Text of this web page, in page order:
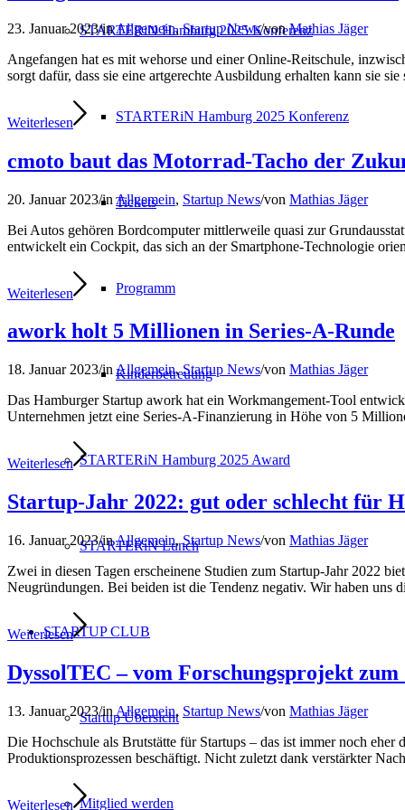
STARTERiN Hamburg 2025 Konferenz
STARTERiN Hamburg 2025 Konferenz
Tickets
Programm
Kinderbetreuung
STARTERiN Hamburg 2025 Award
STARTERiN Lunch
STARTUP CLUB
Startup Übersicht
Mitglied werden
23. Januar 2023/inAllgemein,Startup News/vonMathias Jäger
Angefangen hat es mit wehorse und einer Online-Reitschule,
sorgt dafür, dass sie eine artgerechte Ausbildung erhalten kann sie
Weiterlesen
cmoto baut das Motorrad-Tacho der
20. Januar 2023/in Allgemein, Startup News/von Mathias Jäger
Bei Autos gehören Bordcomputer mittlerweile quasi zur
entwickelt ein Cockpit, das sich an der Smartphone-Technologie
Weiterlesen
awork holt 5 Millionen in Series-A-Runde
18. Januar 2023/in Allgemein,Startup News/von Mathias Jäger
Das Hamburger Startup awork hat ein Workmangement-Tool
Unternehmen jetzt eine Series-A-Finanzierung in Höhe von 5
Weiterlesen
Startup-Jahr 2022: gut oder schlecht für
16. Januar 2023/inAllgemein,Startup News/von Mathias Jäger
Zwei in diesen Tagen erscheinene Studien zum Startup-Jahr 2022
Neugründungen. Bei beiden ist die Tendenz negativ. Wir haben uns
Weiterlesen
DyssolTEC – vom Forschungsprojekt
13. Januar 2023/in Allgemein, Startup News/von Mathias Jäger
Die Hochschule als Brutstätte für Startups – das ist immer noch
Produktionsprozessen beschäftigt. Nicht zuletzt dank verstärkter
Weiterlesen